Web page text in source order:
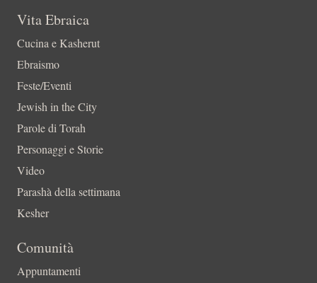
Vita Ebraica
Cucina e Kasherut
Ebraismo
Feste/Eventi
Jewish in the City
Parole di Torah
Personaggi e Storie
Video
Parashà della settimana
Kesher
Comunità
Appuntamenti